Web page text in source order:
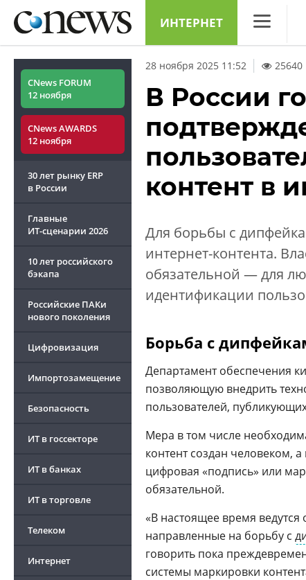
ИНТЕРНЕТ
Маркет
Техника
ТВ
CNews FORUM
12 ноября
CNews AWARDS
12 ноября
30 лет рынку ERP
в России
Главные
ИТ-сценарии 2026
10 лет российского
бэкапа
Российские ПАКи
нового поколения
Цифровизация
Импортозамещение
Безопасность
ИТ в госсекторе
ИТ в банках
ИТ в торговле
Телеком
Интернет
28 ноября 2025 11:52 25640
В России
контент в
Для борьбы с
интернет-контента.
обязательной — для
идентификации
Борьба с
Департамент обеспечения
позволяющую внедрить
пользователей,
Мера в том числе
контент создан человеком,
цифровая «подпись» или
обязательной.
«В настоящее время
направленные на борьбу с
говорить пока
системы маркировки